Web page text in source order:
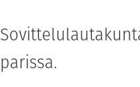
parissa.